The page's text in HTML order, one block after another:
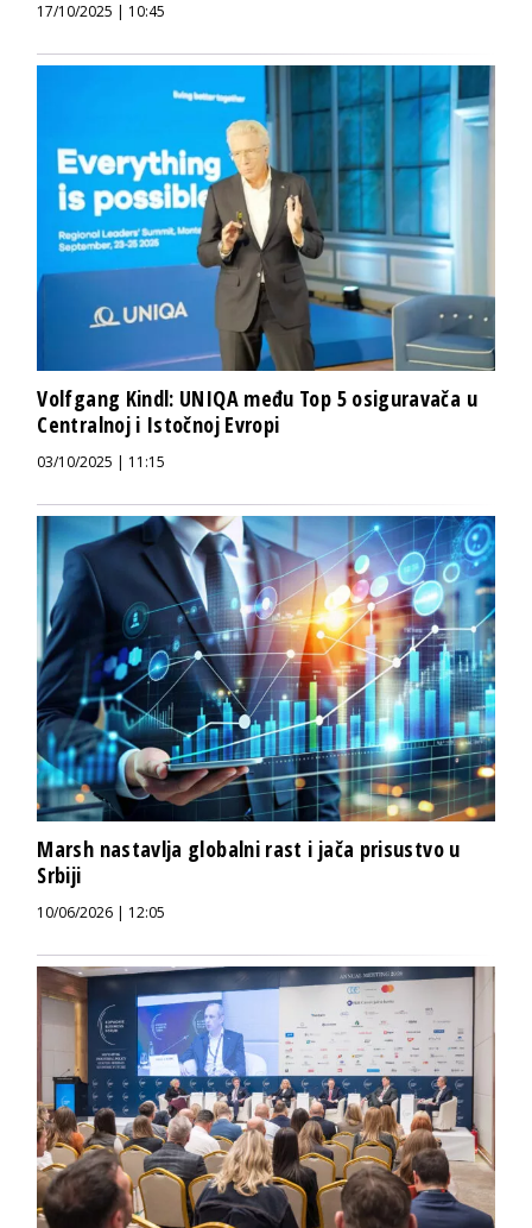
17/10/2025 | 10:45
Volfgang Kindl: UNIQA među Top 5 osiguravača u
Centralnoj i Istočnoj Evropi
03/10/2025 | 11:15
Marsh nastavlja globalni rast i jača prisustvo u
Srbiji
10/06/2026 | 12:05